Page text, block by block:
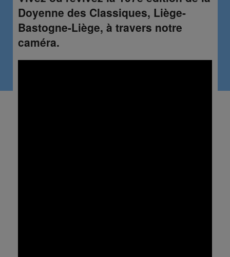
Doyenne des Classiques, Liège-
Bastogne-Liège, à travers notre
caméra.